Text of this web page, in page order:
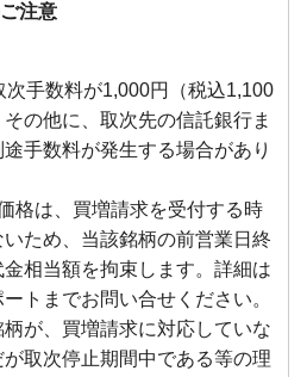
注意
次手数料が1,000円（税込1,100
の他に、取次先の信託銀行ま
手数料が発生する場合があり
格は、買増請求を受付する時
ため、当該銘柄の前営業日終
相当額を拘束します。詳細は
トまでお問い合せください。
が、買増請求に対応していな
取次停止期間中である等の理